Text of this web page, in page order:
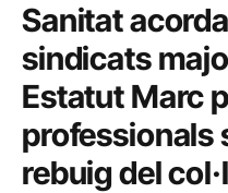
Sanitat
sindicats
Estatut Marc
professionals
rebuig del